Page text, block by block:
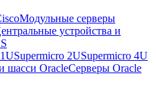
Модульные серверы
устройства и
Supermicro 2USupermicro 4U
шасси OracleСерверы Oracle